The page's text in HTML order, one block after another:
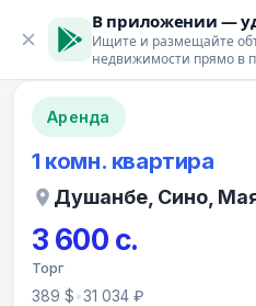
В приложении —
Ищите и размещайте
недвижимости прямо в
Аренда
1 комн. квартира
Душанбе, Сино,
3 600 с.
Торг
389 $•31 034 ₽